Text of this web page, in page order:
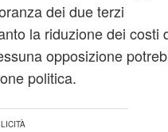
dei due terzi
la riduzione dei costi
opposizione
politica.